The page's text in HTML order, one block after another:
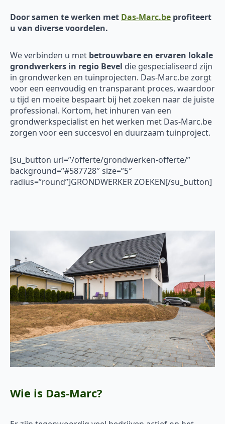
Door samen te werken met Das-Marc.be profiteert
u van diverse voordelen.
We verbinden u met betrouwbare en ervaren lokale
grondwerkers in regio Bevel die gespecialiseerd zijn
in grondwerken en tuinprojecten. Das-Marc.be zorgt
voor een eenvoudig en transparant proces, waardoor
u tijd en moeite bespaart bij het zoeken naar de juiste
professional. Kortom, het inhuren van een
grondwerkspecialist en het werken met Das-Marc.be
zorgen voor een succesvol en duurzaam tuinproject.
[su_button url=”/offerte/grondwerken-offerte/”
background=”#587728″ size=”5″
radius=”round”]GRONDWERKER ZOEKEN[/su_button]
Wie is Das-Marc?